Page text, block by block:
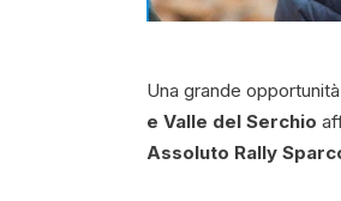
Una grande
e Valle del Serchio
Assoluto Rally